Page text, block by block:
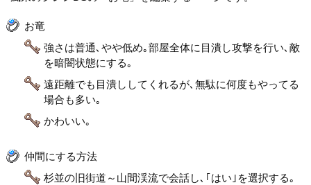
お竜
強さは普通､やや低め｡部屋全体に目潰し攻撃を行い､敵
を暗闇状態にする｡
遠距離でも目潰ししてくれるが､無駄に何度もやってる
場合も多い｡
かわいい｡
仲間にする方法
杉並の旧街道～山間渓流で会話し､｢はい｣を選択する｡